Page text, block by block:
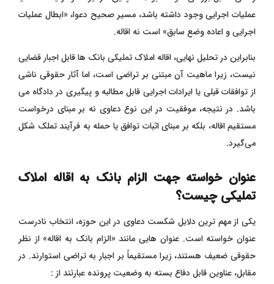
عملیات اجرایی وجود داشته باشد، مسیر صحیح دعوا، «ابطال عملیات
اجرایی و اعاده وضع سابق» است نه اقاله.
بنابراین در تحلیل نهایی، اقاله املاک تملیکی بانک ‌ها قابل اجبار قضایی
نیست، زیرا ماهیت آن مبتنی بر تراضی است، اما آثار حقوقی ناشی
از توافقات قبلی یا ایرادات اجرایی قابل مطالبه و پیگیری در دادگاه می
‌باشد. در نتیجه، موفقیت در این نوع دعاوی نه بر مبنای درخواست
مستقیم اقاله، بلکه بر مبنای اثبات توافق یا حمله به فرآیند تملک شکل
می‌گیرد.
عنوان خواسته جهت الزام بانک به اقاله املاک
تملیکی چیست؟
یکی از مهم‌ ترین دلایل شکست دعاوی در این حوزه، انتخاب نادرست
عنوان خواسته است. عنوان ‌هایی مانند «الزام بانک به اقاله» از نظر
حقوقی ضعیف هستند، زیرا مستقیماً بر اجبار به تراضی استوارند. در
مقابل، عناوین قابل دفاع بسته به وضعیت پرونده عبارتند از :